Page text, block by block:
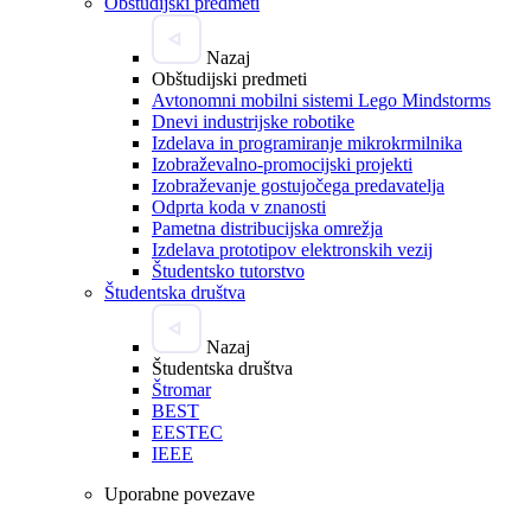
Nazaj
Obštudijski predmeti
Avtonomni mobilni sistemi Lego Mindstorms
Dnevi industrijske robotike
Izdelava in programiranje mikrokrmilnika
Izobraževalno-promocijski projekti
Izobraževanje gostujočega predavatelja
Odprta koda v znanosti
Pametna distribucijska omrežja
Izdelava prototipov elektronskih vezij
Študentsko tutorstvo
Študentska društva
Nazaj
Študentska društva
Štromar
BEST
EESTEC
IEEE
Uporabne povezave